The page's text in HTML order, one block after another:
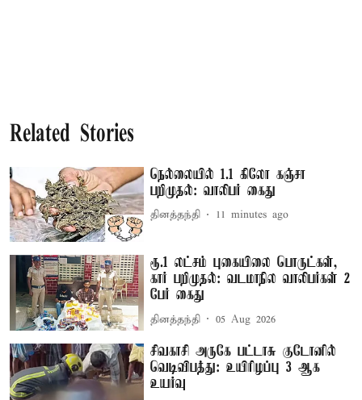
Related Stories
நெல்லையில் 1.1 கிலோ கஞ்சா
பறிமுதல்: வாலிபர் கைது
தினத்தந்தி 11 minutes ago
ரூ.1 லட்சம் புகையிலை பொருட்கள்,
கார் பறிமுதல்: வடமாநில வாலிபர்கள் 2
பேர் கைது
தினத்தந்தி 05 Aug 2026
சிவகாசி அருகே பட்டாசு குடோனில்
வெடிவிபத்து: உயிரிழப்பு 3 ஆக
உயர்வு